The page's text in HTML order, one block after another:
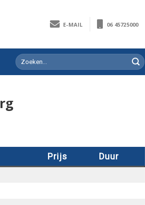
E-MAIL 06 45725000
Prijs Duur